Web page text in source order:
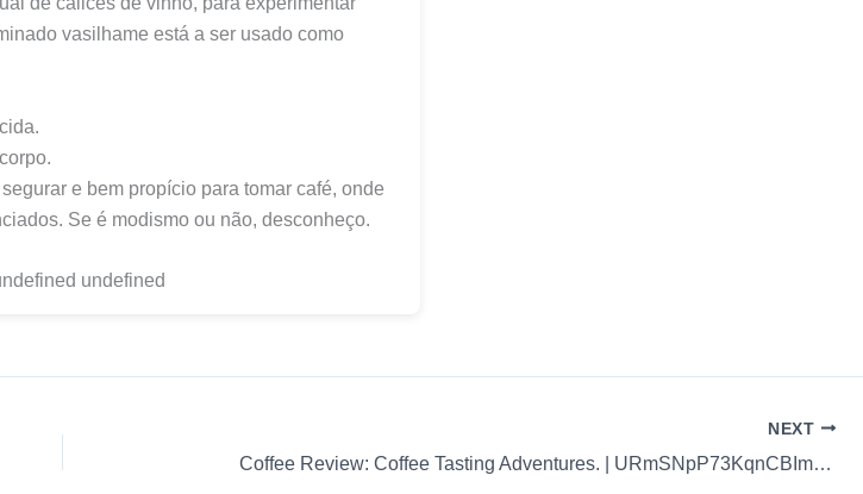
vasilhame está a ser usado como
e bem propício para tomar café, onde
Se é modismo ou não, desconheço.
undefined
NEXT
Coffee Review: Coffee Tasting Adventures. | URmSNpP73KqnCBImErPu